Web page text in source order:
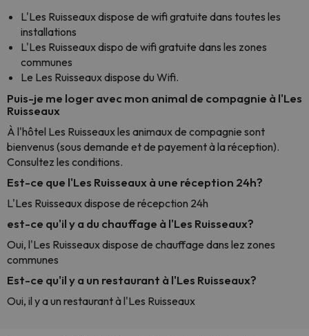
L'Les Ruisseaux dispose de wifi gratuite dans toutes les
installations
L'Les Ruisseaux dispo de wifi gratuite dans les zones
communes
Le Les Ruisseaux dispose du Wifi.
Puis-je me loger avec mon animal de compagnie à l'Les
Ruisseaux
À l'hôtel Les Ruisseaux les animaux de compagnie sont
bienvenus (sous demande et de payement à la réception).
Consultez les conditions.
Est-ce que l'Les Ruisseaux à une réception 24h?
L'Les Ruisseaux dispose de récepction 24h
est-ce qu'il y a du chauffage à l'Les Ruisseaux?
Oui, l'Les Ruisseaux dispose de chauffage dans lez zones
communes
Est-ce qu'il y a un restaurant à l'Les Ruisseaux?
Oui, il y a un restaurant à l'Les Ruisseaux